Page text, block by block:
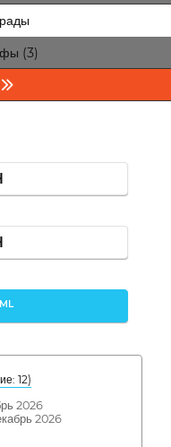
(3)
ML
12)
2026
2026